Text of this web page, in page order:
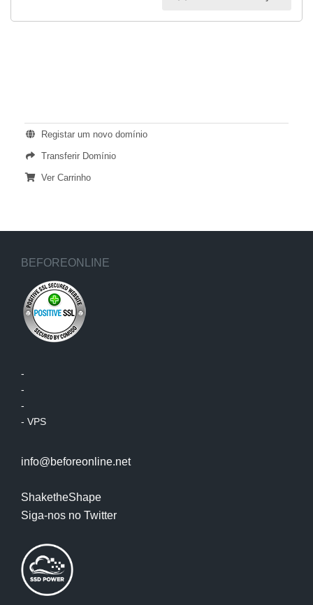
Registar um novo domínio
Transferir Domínio
Ver Carrinho
BEFOREONLINE
-
-
-
- VPS
info@beforeonline.net
ShaketheShape
Siga-nos no Twitter